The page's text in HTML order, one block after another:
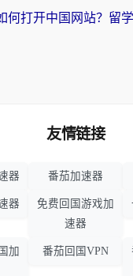
友情链接
器 番茄加速器
器
免费回国游戏加
速器
加
番茄回国VPN